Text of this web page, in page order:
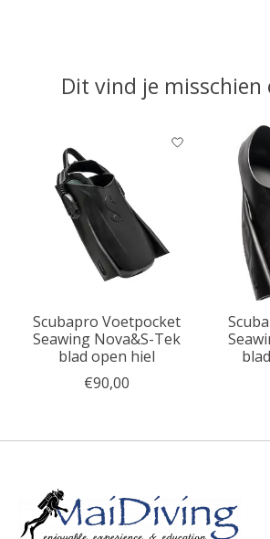
Dit vind je misschien
Items van productcarrousel
Scubapro Voetpocket
Seawing Nova&S-Tek
blad open hiel
€90,00